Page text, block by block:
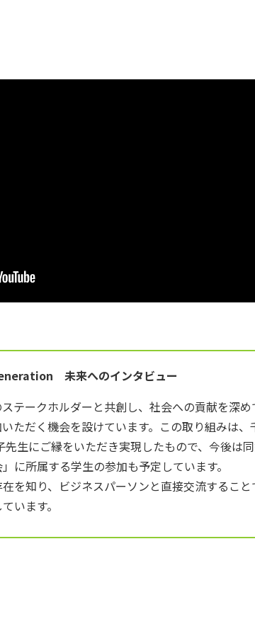
未来へのインタビュー
テークホルダーと共創し、社会への貢献を深
ただく機会を設けています。この取り組みは
生にご縁をいただき実現したもので、今後は
に所属する学生の参加も予定しています。
を知り、ビジネスパーソンと直接交流するこ
います。